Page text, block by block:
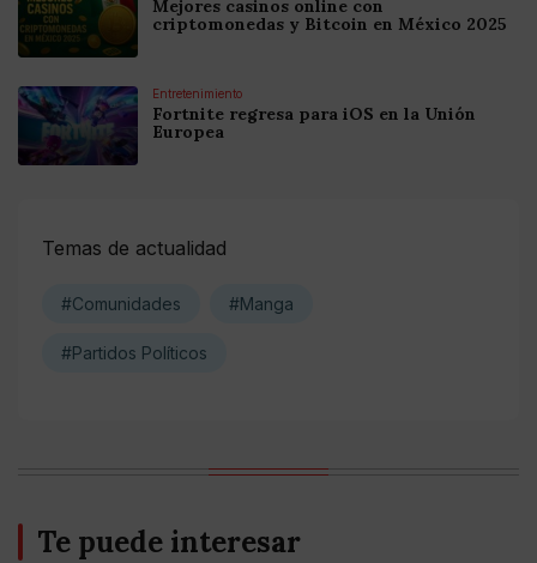
Mejores casinos online con
criptomonedas y Bitcoin en México 2025
Entretenimiento
Fortnite regresa para iOS en la Unión
Europea
Temas de actualidad
#Comunidades #Manga
#Partidos Políticos
Te puede interesar